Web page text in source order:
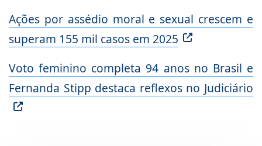
Ações por assédio moral e sexual crescem e
superam 155 mil casos em 2025
Voto feminino completa 94 anos no Brasil e
Fernanda Stipp destaca reflexos no Judiciário